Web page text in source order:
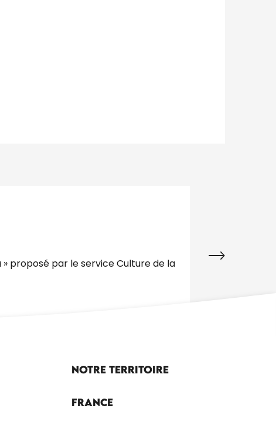
» proposé par le service Culture de la
La Cie « Les
Notre territoire
France